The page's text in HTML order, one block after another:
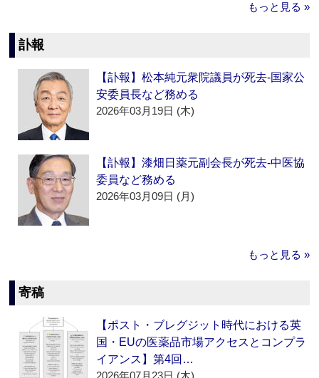
もっと見る »
訃報
【訃報】松本純元衆院議員が死去‐国家公
安委員長など務める
2026年03月19日 (木)
【訃報】漆畑日薬元副会長が死去‐中医協
委員など務める
2026年03月09日 (月)
もっと見る »
寄稿
【ポスト・ブレグジット時代における英
国・EUの医薬品市場アクセスとコンプラ
イアンス】第4回…